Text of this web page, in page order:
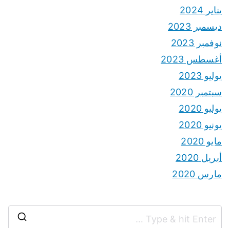
يناير 2024
ديسمبر 2023
نوفمبر 2023
أغسطس 2023
يوليو 2023
سبتمبر 2020
يوليو 2020
يونيو 2020
مايو 2020
أبريل 2020
مارس 2020